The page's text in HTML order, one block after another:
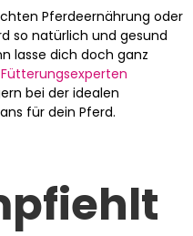
Pferdeernährung oder
so natürlich und gesund
lasse dich doch ganz
bei der idealen
für dein Pferd.